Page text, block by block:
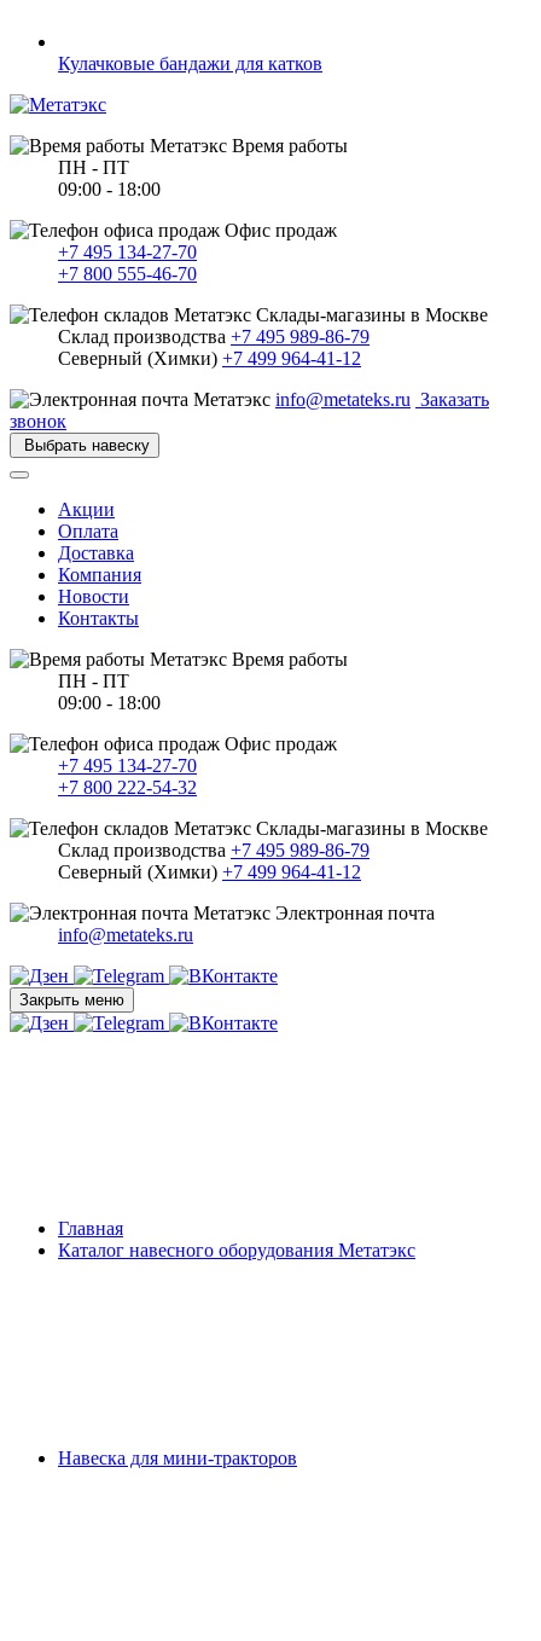
Кулачковые бандажи для катков
Время работы
ПН - ПТ
09:00 - 18:00
Офис продаж
+7 495 134-27-70
+7 800 555-46-70
Склады-магазины в Москве
Склад производства +7 495 989-86-79
Северный (Химки) +7 499 964-41-12
info@metateks.ru Заказать
звонок
Выбрать навеску
Акции
Оплата
Доставка
Компания
Новости
Контакты
Время работы
ПН - ПТ
09:00 - 18:00
Офис продаж
+7 495 134-27-70
+7 800 222-54-32
Склады-магазины в Москве
Склад производства +7 495 989-86-79
Северный (Химки) +7 499 964-41-12
Электронная почта
info@metateks.ru
Закрыть меню
Главная
Каталог навесного оборудования Метатэкс
Навеска для мини-тракторов